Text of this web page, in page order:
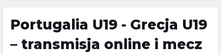
Portugalia U19 - Grecja U19
– transmisja online i mecz